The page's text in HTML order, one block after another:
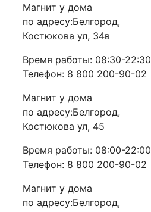
Магнит у дома
по адресу:Белгород,
Костюкова ул, 34в
Время работы: 08:30-22:30
Телефон: 8 800 200-90-02
Магнит у дома
по адресу:Белгород,
Костюкова ул, 45
Время работы: 08:00-22:00
Телефон: 8 800 200-90-02
Магнит у дома
по адресу:Белгород,